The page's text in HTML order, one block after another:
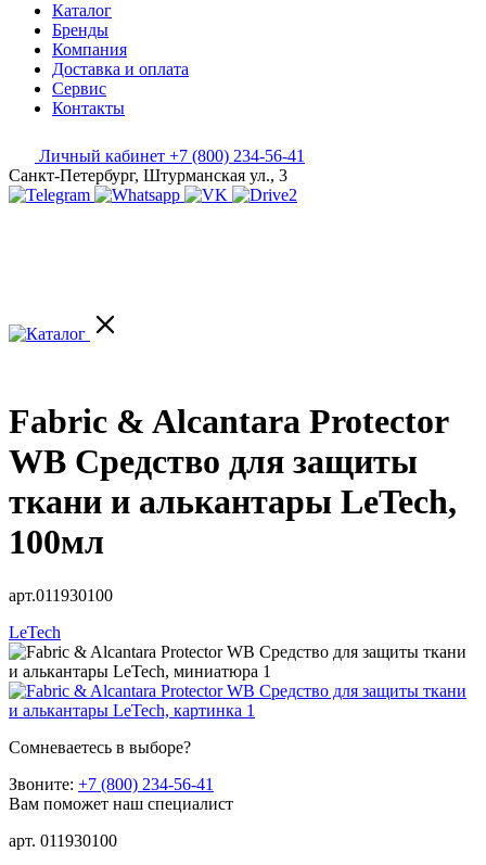
Каталог
Бренды
Компания
Доставка и оплата
Сервис
Контакты
Личный кабинет +7 (800) 234-56-41
Санкт-Петербург, Штурманская ул., 3
Fabric & Alcantara Protector
WB Средство для защиты
ткани и алькантары LeTech,
100мл
арт.011930100
LeTech
Сомневаетесь в выборе?
Звоните: +7 (800) 234-56-41
Вам поможет наш специалист
арт. 011930100